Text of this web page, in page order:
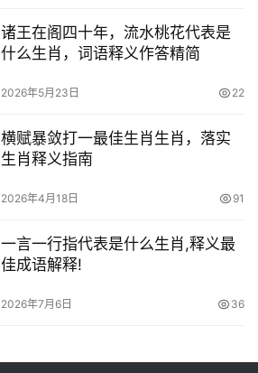
诸王在阁四十年，流水桃花代表是
什么生肖，词语释义作答精简
2026年5月23日 22
横赋暴敛打一最佳生肖生肖，落实
生肖释义指南
2026年4月18日 91
一言一行指代表是什么生肖,释义最
佳成语解释!
2026年7月6日 36